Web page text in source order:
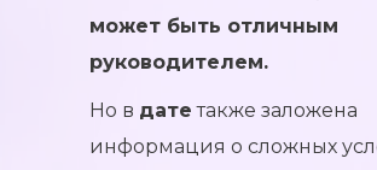
может быть отличным
руководителем.
Но в дате также заложена
информация о сложных